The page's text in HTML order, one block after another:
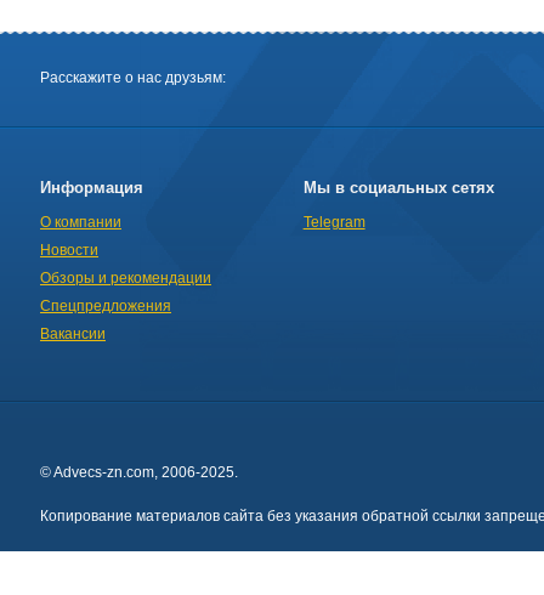
Расскажите о нас друзьям:
Информация
О компании
Новости
Обзоры и рекомендации
Спецпредложения
Вакансии
Мы в социальных сетях
Telegram
© Advecs-zn.com, 2006-2025.
Копирование материалов сайта без указания обратной ссылки